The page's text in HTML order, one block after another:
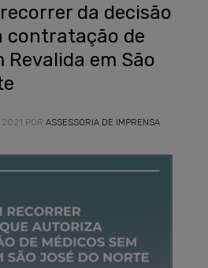
da decisão
contratação de
Revalida em São
2021 POR ASSESSORIA DE IMPRENSA